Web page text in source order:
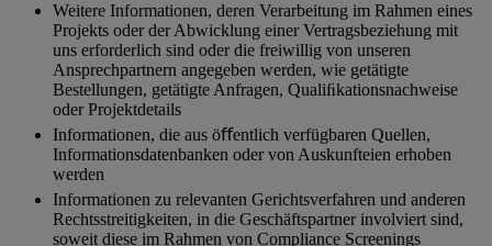
Weitere Informationen, deren Verarbeitung im Rahmen eines
Projekts oder der Abwicklung einer Vertragsbeziehung mit
uns erforderlich sind oder die freiwillig von unseren
Ansprechpartnern angegeben werden, wie getätigte
Bestellungen, getätigte Anfragen, Qualiﬁkationsnachweise
oder Projektdetails
Informationen, die aus öﬀentlich verfügbaren Quellen,
Informationsdatenbanken oder von Auskunfteien erhoben
werden
Informationen zu relevanten Gerichtsverfahren und anderen
Rechtsstreitigkeiten, in die Geschäftspartner involviert sind,
soweit diese im Rahmen von Compliance Screenings